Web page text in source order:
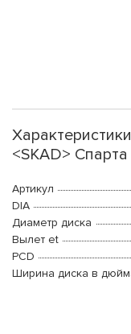
<SKAD>
Артикул
DIA
Диаметр диска
Вылет et
PCD
Ширина диска в